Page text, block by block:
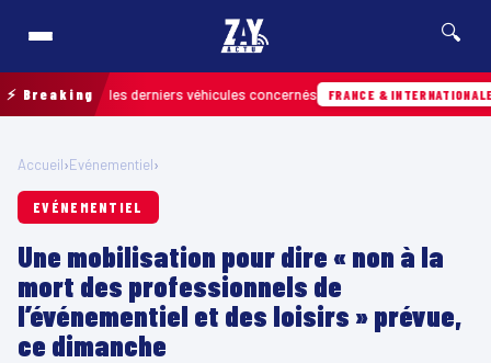
🔍
⚡ Breakingles derniers véhicules concernés FRANCE & INTERNATIONALE Hier
Accueil›Evénementiel›
EVÉNEMENTIEL
Une mobilisation pour dire « non à la
mort des professionnels de
l’événementiel et des loisirs » prévue,
ce dimanche